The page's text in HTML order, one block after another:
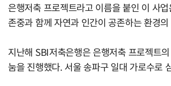
은행저축 프로젝트라고 이름을 붙인 이 사
존중과 함께 자연과 인간이 공존하는 환경
지난해 SBI저축은행은 은행저축 프로젝트
눔을 진행했다. 서울 송파구 일대 가로수로